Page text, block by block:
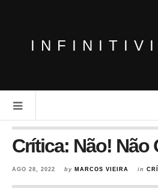
Crítica: Não! Não
AGO 28, 2022 by MARCOS VIEIRA in